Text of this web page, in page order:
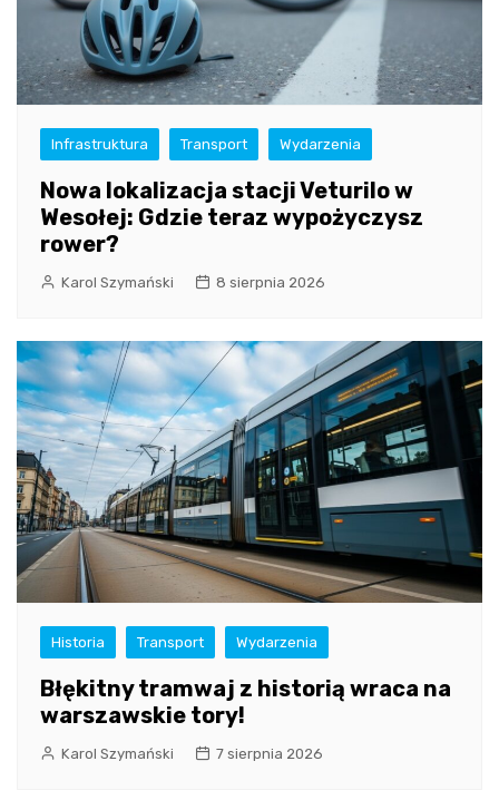
Infrastruktura Transport Wydarzenia
Nowa lokalizacja stacji Veturilo w
Wesołej: Gdzie teraz wypożyczysz
rower?
Karol Szymański 8 sierpnia 2026
Historia Transport Wydarzenia
Błękitny tramwaj z historią wraca na
warszawskie tory!
Karol Szymański 7 sierpnia 2026